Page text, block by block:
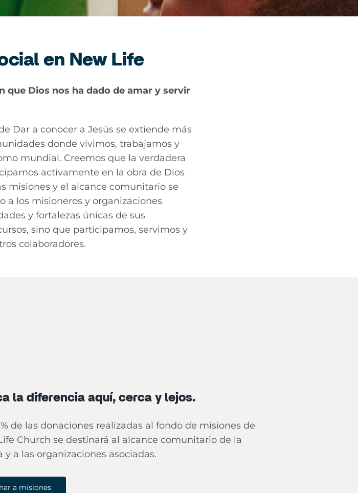
en New Life
que Dios nos ha dado de amar y servir
Dar a conocer a Jesús se extiende más
donde vivimos, trabajamos y
mundial. Creemos que la verdadera
activamente en la obra de Dios
misiones y el alcance comunitario se
a los misioneros y organizaciones
y fortalezas únicas de sus
sino que participamos, servimos y
colaboradores.
la diferencia aquí, cerca y lejos.
de las donaciones realizadas al fondo de misiones de
Church se destinará al alcance comunitario de la
y a las organizaciones asociadas.
a misiones